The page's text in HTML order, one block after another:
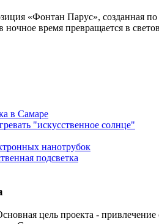
«Фонтан Парус», созданная по
ночное время превращается в
в Самаре
"искусственное солнце"
нанотрубок
подсветка
цель проекта -